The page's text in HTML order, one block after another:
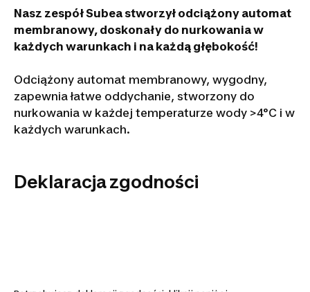
Nasz zespół Subea stworzył odciążony automat
membranowy, doskonały do nurkowania w
każdych warunkach i na każdą głębokość!
Odciążony automat membranowy, wygodny,
zapewnia łatwe oddychanie, stworzony do
nurkowania w każdej temperaturze wody >4°C i w
każdych warunkach.
Deklaracja zgodności